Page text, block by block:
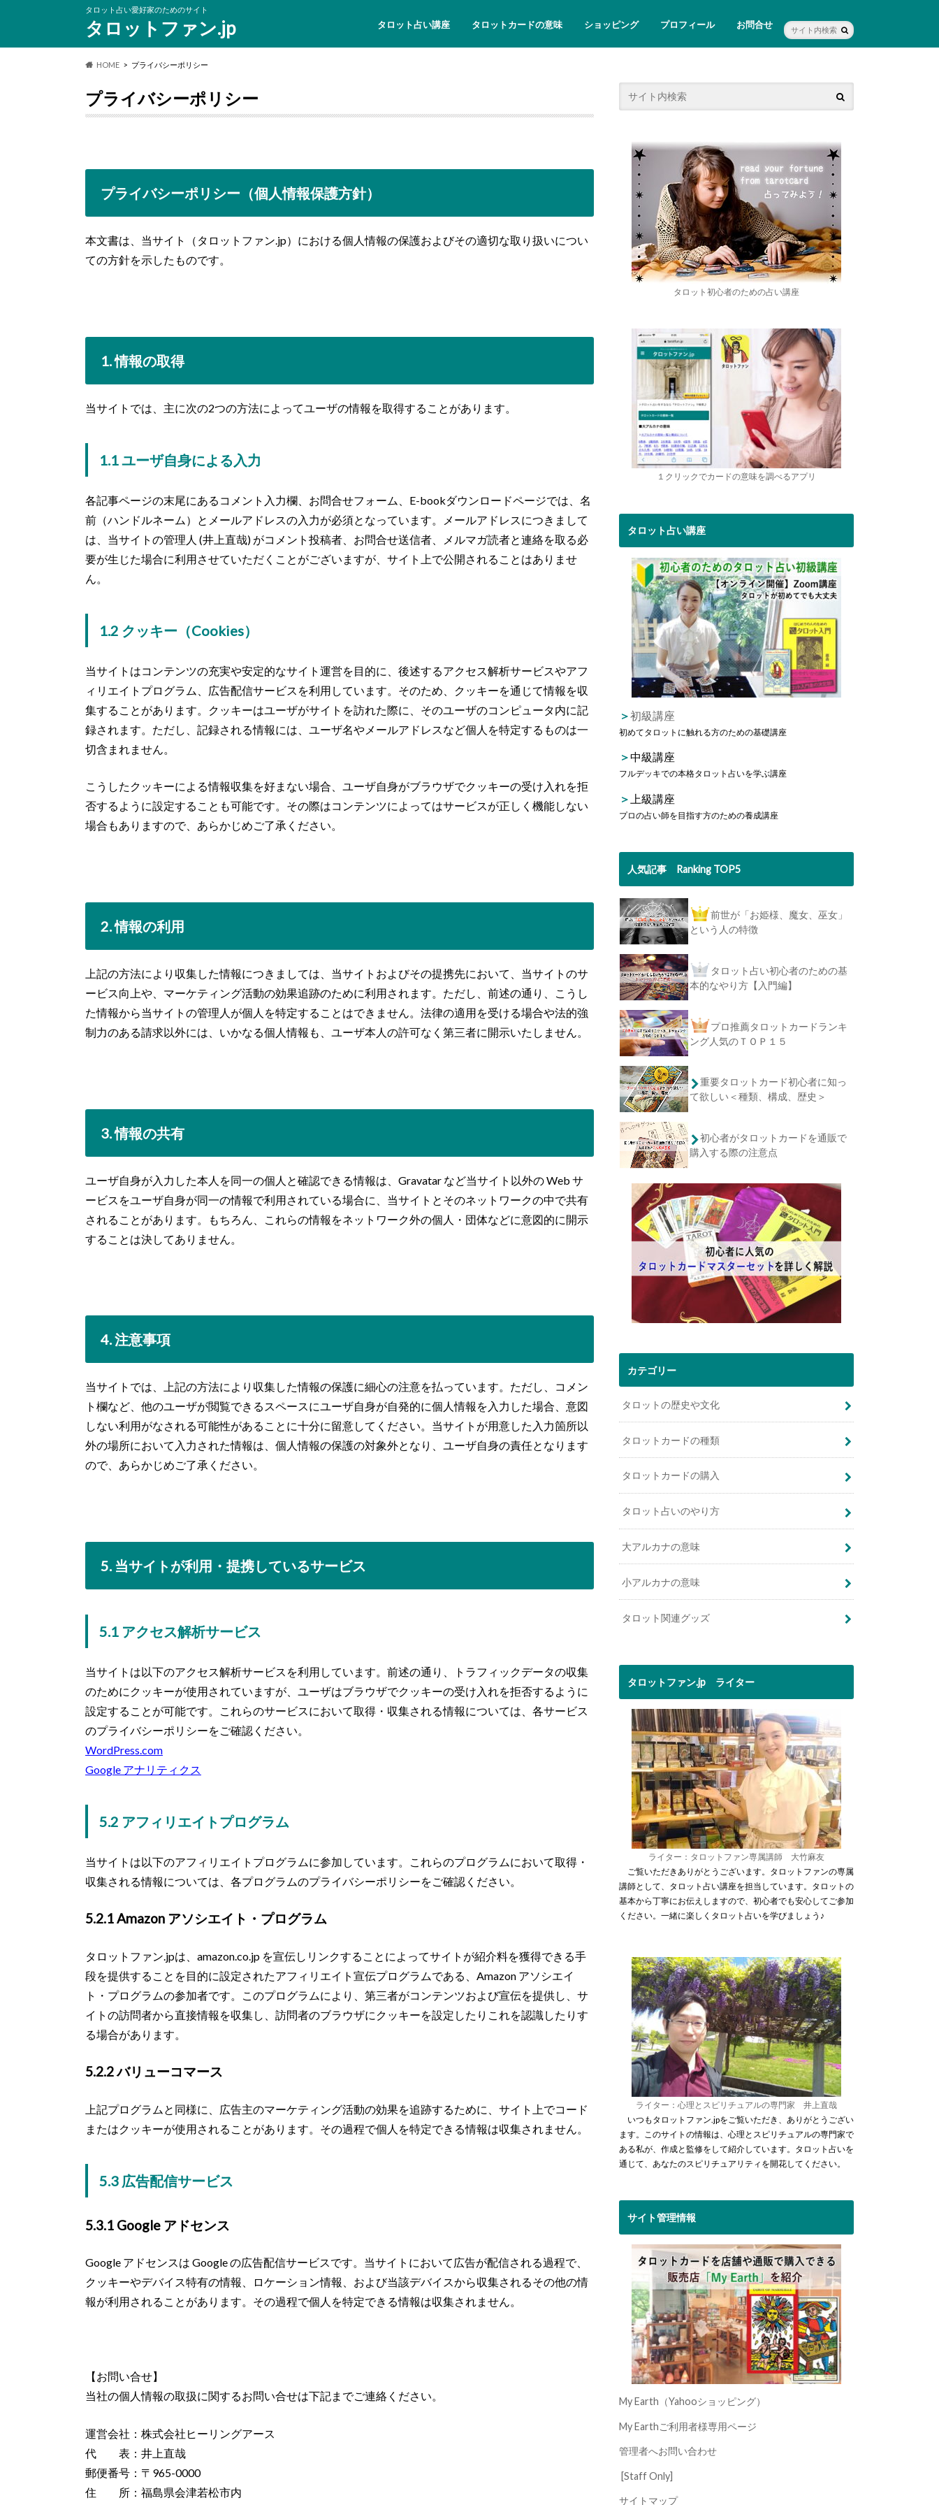
タロット占い愛好家のためのサイト
タロットファン.jp タロット占い講座 タロットカードの意味
大アルカナの意味
小アルカナの意味
ショッピング
タロットカード
タロットクロス
タロットポーチ
浄化用セージ
プロフィール
講師紹介
会社概要
お問合せ
HOME プライバシーポリシー
プライバシーポリシー
プライバシーポリシー（個人情報保護方針）
本文書は、当サイト（タロットファン.jp）における個人情報の保護およびその適切な取り扱いについ
ての方針を示したものです。
1. 情報の取得
当サイトでは、主に次の2つの方法によってユーザの情報を取得することがあります。
1.1 ユーザ自身による入力
各記事ページの末尾にあるコメント入力欄、お問合せフォーム、E-bookダウンロードページでは、名
前（ハンドルネーム）とメールアドレスの入力が必須となっています。メールアドレスにつきまして
は、当サイトの管理人 (井上直哉) がコメント投稿者、お問合せ送信者、メルマガ読者と連絡を取る必
要が生じた場合に利用させていただくことがございますが、サイト上で公開されることはありませ
ん。
1.2 クッキー（Cookies）
当サイトはコンテンツの充実や安定的なサイト運営を目的に、後述するアクセス解析サービスやアフ
ィリエイトプログラム、広告配信サービスを利用しています。そのため、クッキーを通じて情報を収
集することがあります。クッキーはユーザがサイトを訪れた際に、そのユーザのコンピュータ内に記
録されます。ただし、記録される情報には、ユーザ名やメールアドレスなど個人を特定するものは一
切含まれません。
こうしたクッキーによる情報収集を好まない場合、ユーザ自身がブラウザでクッキーの受け入れを拒
否するように設定することも可能です。その際はコンテンツによってはサービスが正しく機能しない
場合もありますので、あらかじめご了承ください。
2. 情報の利用
上記の方法により収集した情報につきましては、当サイトおよびその提携先において、当サイトのサ
ービス向上や、マーケティング活動の効果追跡のために利用されます。ただし、前述の通り、こうし
た情報から当サイトの管理人が個人を特定することはできません。法律の適用を受ける場合や法的強
制力のある請求以外には、いかなる個人情報も、ユーザ本人の許可なく第三者に開示いたしません。
3. 情報の共有
ユーザ自身が入力した本人を同一の個人と確認できる情報は、Gravatar など当サイト以外の Web サ
ービスをユーザ自身が同一の情報で利用されている場合に、当サイトとそのネットワークの中で共有
されることがあります。もちろん、これらの情報をネットワーク外の個人・団体などに意図的に開示
することは決してありません。
4. 注意事項
当サイトでは、上記の方法により収集した情報の保護に細心の注意を払っています。ただし、コメン
ト欄など、他のユーザが閲覧できるスペースにユーザ自身が自発的に個人情報を入力した場合、意図
しない利用がなされる可能性があることに十分に留意してください。当サイトが用意した入力箇所以
外の場所において入力された情報は、個人情報の保護の対象外となり、ユーザ自身の責任となります
ので、あらかじめご了承ください。
5. 当サイトが利用・提携しているサービス
5.1 アクセス解析サービス
当サイトは以下のアクセス解析サービスを利用しています。前述の通り、トラフィックデータの収集
のためにクッキーが使用されていますが、ユーザはブラウザでクッキーの受け入れを拒否するように
設定することが可能です。これらのサービスにおいて取得・収集される情報については、各サービス
のプライバシーポリシーをご確認ください。
WordPress.com
Google アナリティクス
5.2 アフィリエイトプログラム
当サイトは以下のアフィリエイトプログラムに参加しています。これらのプログラムにおいて取得・
収集される情報については、各プログラムのプライバシーポリシーをご確認ください。
5.2.1 Amazon アソシエイト・プログラム
タロットファン.jpは、amazon.co.jp を宣伝しリンクすることによってサイトが紹介料を獲得できる手
段を提供することを目的に設定されたアフィリエイト宣伝プログラムである、Amazon アソシエイ
ト・プログラムの参加者です。このプログラムにより、第三者がコンテンツおよび宣伝を提供し、サ
イトの訪問者から直接情報を収集し、訪問者のブラウザにクッキーを設定したりこれを認識したりす
る場合があります。
5.2.2 バリューコマース
上記プログラムと同様に、広告主のマーケティング活動の効果を追跡するために、サイト上でコード
またはクッキーが使用されることがあります。その過程で個人を特定できる情報は収集されません。
5.3 広告配信サービス
5.3.1 Google アドセンス
Google アドセンスは Google の広告配信サービスです。当サイトにおいて広告が配信される過程で、
クッキーやデバイス特有の情報、ロケーション情報、および当該デバイスから収集されるその他の情
報が利用されることがあります。その過程で個人を特定できる情報は収集されません。
【お問い合せ】
当社の個人情報の取扱に関するお問い合せは下記までご連絡ください。
運営会社：株式会社ヒーリングアース
代 表：井上直哉
郵便番号：〒965-0000
住 所：福島県会津若松市内
タロット初心者のための占い講座
１クリックでカードの意味を調べるアプリ
タロット占い講座
＞初級講座
初めてタロットに触れる方のための基礎講座
＞中級講座
フルデッキでの本格タロット占いを学ぶ講座
＞ 上級講座
プロの占い師を目指す方のための養成講座
人気記事 Ranking TOP5
前世が「お姫様、魔女、巫女」
という人の特徴
タロット占い初心者のための基
本的なやり方【入門編】
プロ推薦タロットカードランキ
ング人気のＴＯＰ１５
重要タロットカード初心者に知っ
て欲しい＜種類、構成、歴史＞
初心者がタロットカードを通販で
購入する際の注意点
カテゴリー
タロットの歴史や文化
タロットカードの種類
タロットカードの購入
タロット占いのやり方
大アルカナの意味
小アルカナの意味
タロット関連グッズ
タロットファン.jp ライター
ライター：タロットファン専属講師 大竹麻友
ご覧いただきありがとうございます。タロットファンの専属
講師として、タロット占い講座を担当しています。タロットの
基本から丁寧にお伝えしますので、初心者でも安心してご参加
ください。一緒に楽しくタロット占いを学びましょう♪
ライター：心理とスピリチュアルの専門家 井上直哉
いつもタロットファン.jpをご覧いただき、ありがとうござい
ます。このサイトの情報は、心理とスピリチュアルの専門家で
ある私が、作成と監修をして紹介しています。タロット占いを
通じて、あなたのスピリチュアリティを開花してください。
サイト管理情報
My Earth（Yahooショッピング）
My Earthご利用者様専用ページ
管理者へお問い合わせ
[Staff Only]
サイトマップ